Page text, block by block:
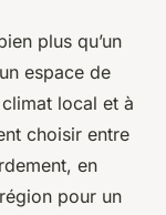
à
les !
plus qu’un
espace de
local et à
choisir entre
en
pour un